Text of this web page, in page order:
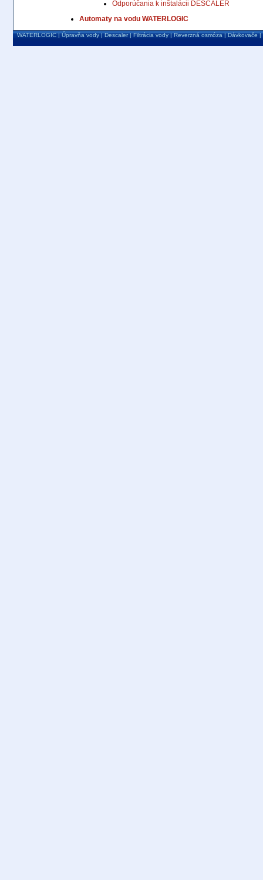
Odporúčania k inštalácii DESCALER
Automaty na vodu WATERLOGIC
WATERLOGIC|Úpravňa vody|Descaler|Filtrácia vody|Reverzná osmóza|Dávkovače|